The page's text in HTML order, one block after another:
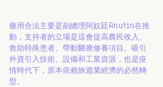
藥用合法主要是副總理阿奴廷Anutin在推
動，支持者的立場是這會提高農民收入、
救助特殊患者、帶動醫療修養項目。吸引
外資引入技術、設備和工業資源，也是疫
情時代下，原本依賴旅遊業經濟的必然轉
型。